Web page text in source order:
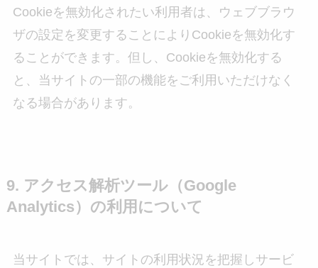
Cookieを無効化されたい利用者は、ウェブブラウ
ザの設定を変更することによりCookieを無効化す
ることができます。但し、Cookieを無効化する
と、当サイトの一部の機能をご利用いただけなく
なる場合があります。
9. アクセス解析ツール（Google
Analytics）の利用について
当サイトでは、サイトの利用状況を把握しサービ